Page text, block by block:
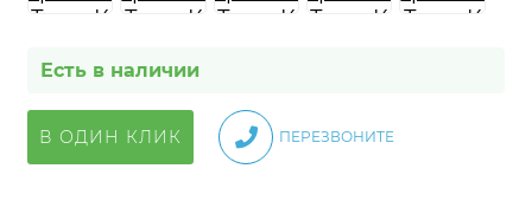
Есть в наличии
В ОДИН КЛИК ПЕРЕЗВОНИТЕ